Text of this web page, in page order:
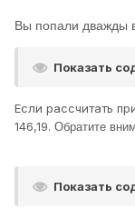
котором 60 мм!!
Объясните
НЛД?!!
Нет слов...
Вы попали дважды
Показать
Если рассчитать
146,19. Обратите
Показать